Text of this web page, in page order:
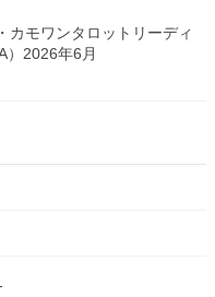
カモワンタロットリーディ
）2026年6月